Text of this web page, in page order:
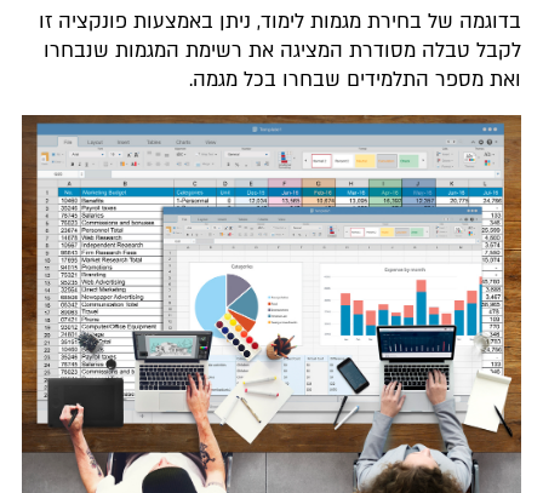
בדוגמה של בחירת מגמות לימוד, ניתן באמצעות פונקציה זו
לקבל טבלה מסודרת המציגה את רשימת המגמות שנבחרו
ואת מספר התלמידים שבחרו בכל מגמה.